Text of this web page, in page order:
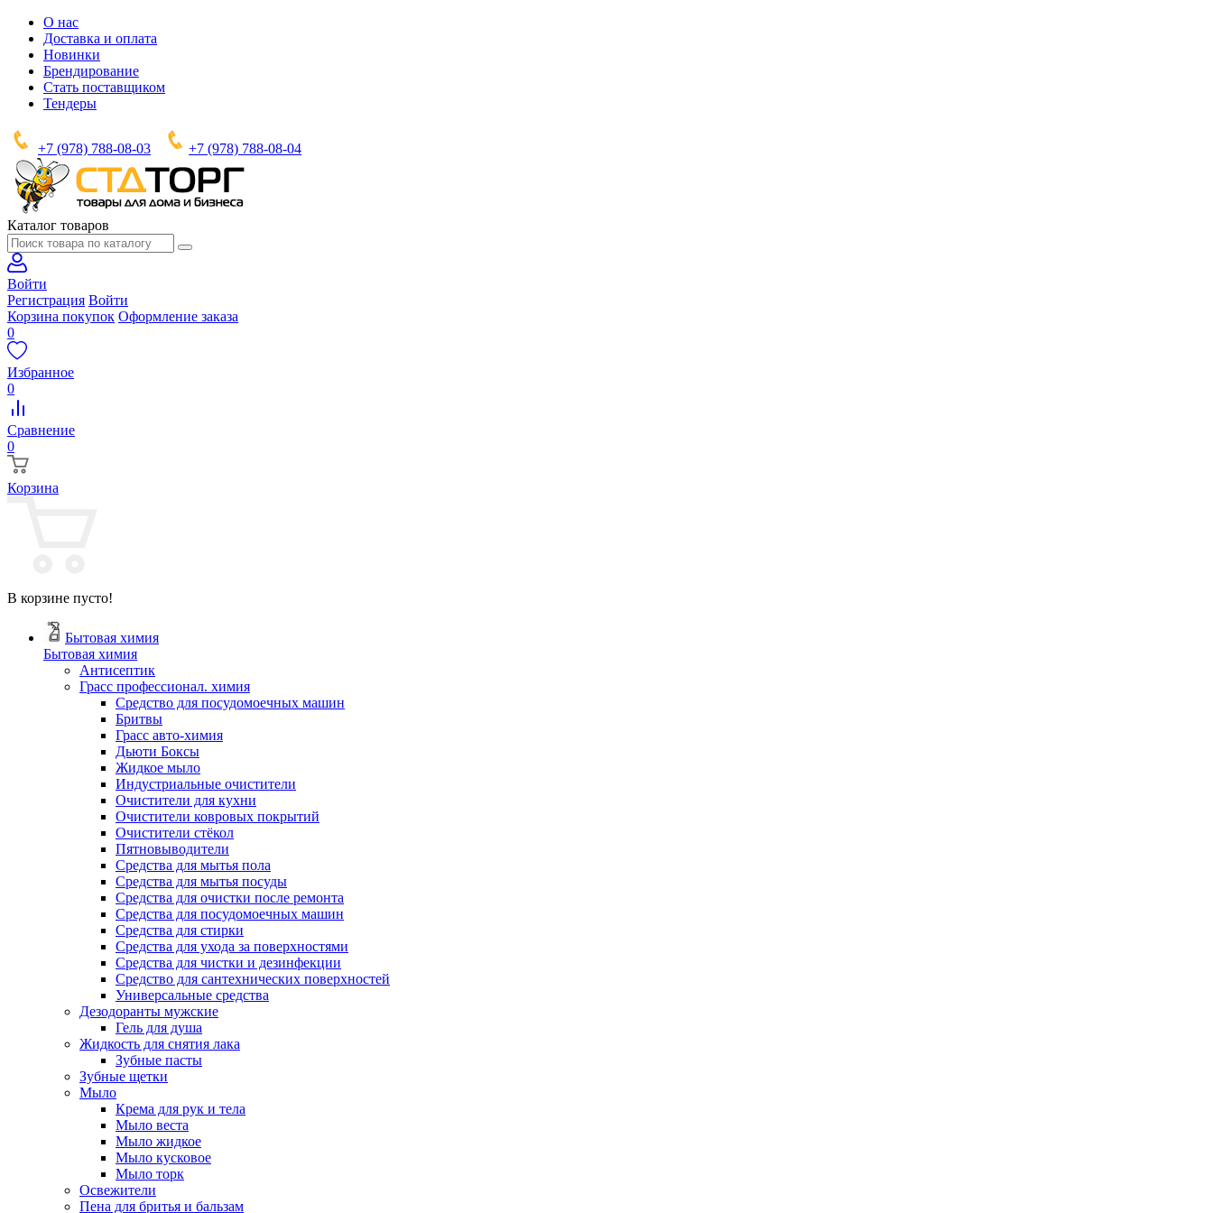
О нас
Доставка и оплата
Новинки
Брендирование
Стать поставщиком
Тендеры
+7 (978) 788-08-03 +7 (978) 788-08-04
Каталог товаров
Войти
Регистрация Войти
Корзина покупок Оформление заказа
0
Избранное
0
Сравнение
0
Корзина
В корзине пусто!
Бытовая химия
Бытовая химия
Антисептик
Грасс профессионал. химия
Cредство для посудомоечных машин
Бритвы
Грасс авто-химия
Дьюти Боксы
Жидкое мыло
Индустриальные очистители
Очистители для кухни
Очистители ковровых покрытий
Очистители стёкол
Пятновыводители
Средства для мытья пола
Средства для мытья посуды
Средства для очистки после ремонта
Средства для посудомоечных машин
Средства для стирки
Средства для ухода за поверхностями
Средства для чистки и дезинфекции
Средство для сантехнических поверхностей
Универсальные средства
Дезодоранты мужские
Гель для душа
Жидкость для снятия лака
Зубные пасты
Зубные щетки
Мыло
Крема для рук и тела
Мыло веста
Мыло жидкое
Мыло кусковое
Мыло торк
Освежители
Пена для бритья и бальзам